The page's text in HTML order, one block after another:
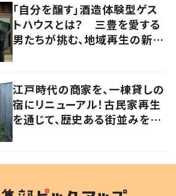
「自分を醸す」酒造体験型ゲス
トハウスとは？ 三豊を愛する
男たちが挑む、地域再生の新し
江戸時代の商家を、一棟貸しの
宿にリニューアル！古民家再生
を通じて、歴史ある街並みを守